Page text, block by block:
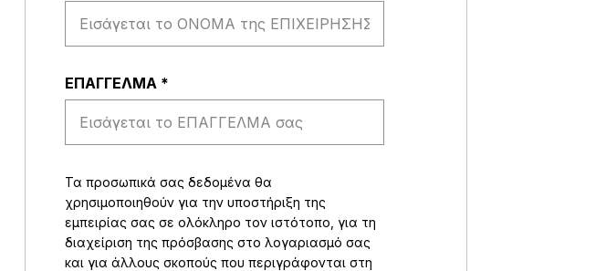
EΠΑΓΓΕΛΜΑ *
Τα προσωπικά σας δεδομένα θα
χρησιμοποιηθούν για την υποστήριξη της
εμπειρίας σας σε ολόκληρο τον ιστότοπο, για τη
διαχείριση της πρόσβασης στο λογαριασμό σας
και για άλλους σκοπούς που περιγράφονται στη